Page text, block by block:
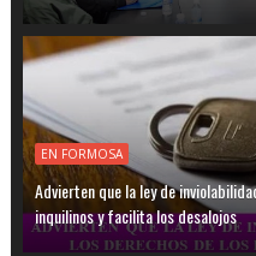
EN FORMOSA
Advierten que la ley de
inquilinos y facilita los desalojos